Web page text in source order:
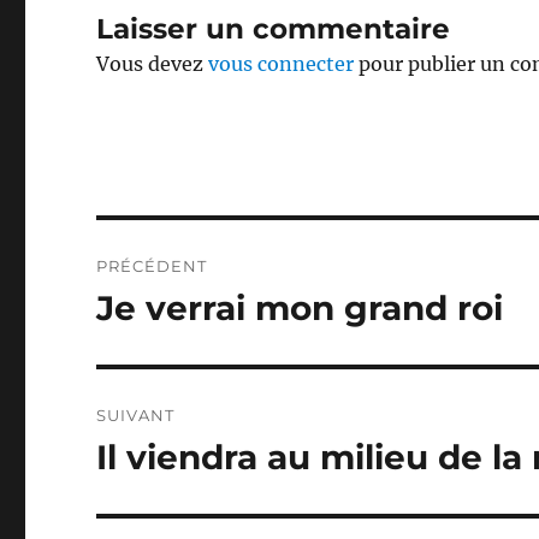
Laisser un commentaire
Vous devezvous connecter pour publier un
de
PRÉCÉDENT
Publication
Je verrai mon grand roi
SUIVANT
Publication
Il viendra au milieu de la